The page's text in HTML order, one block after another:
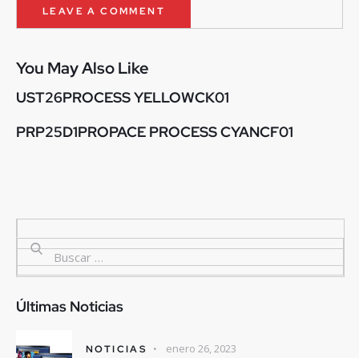
You May Also Like
UST26PROCESS YELLOWCK01
PRP25D1PROPACE PROCESS CYANCF01
Últimas Noticias
NOTICIAS enero 26, 2023